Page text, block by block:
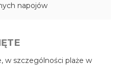
napojów
w szczególności plaże w